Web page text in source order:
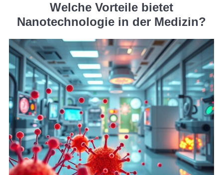
Welche Vorteile bietet
Nanotechnologie in der Medizin?